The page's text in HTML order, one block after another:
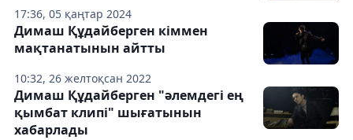
17:36, 05 қаңтар 2024
10:32, 26 желтоқсан 2022
Димаш Құдайберген кіммен
мақтанатынын айтты
Димаш Құдайберген "әлемдегі ең
қымбат клипі" шығатынын
хабарлады